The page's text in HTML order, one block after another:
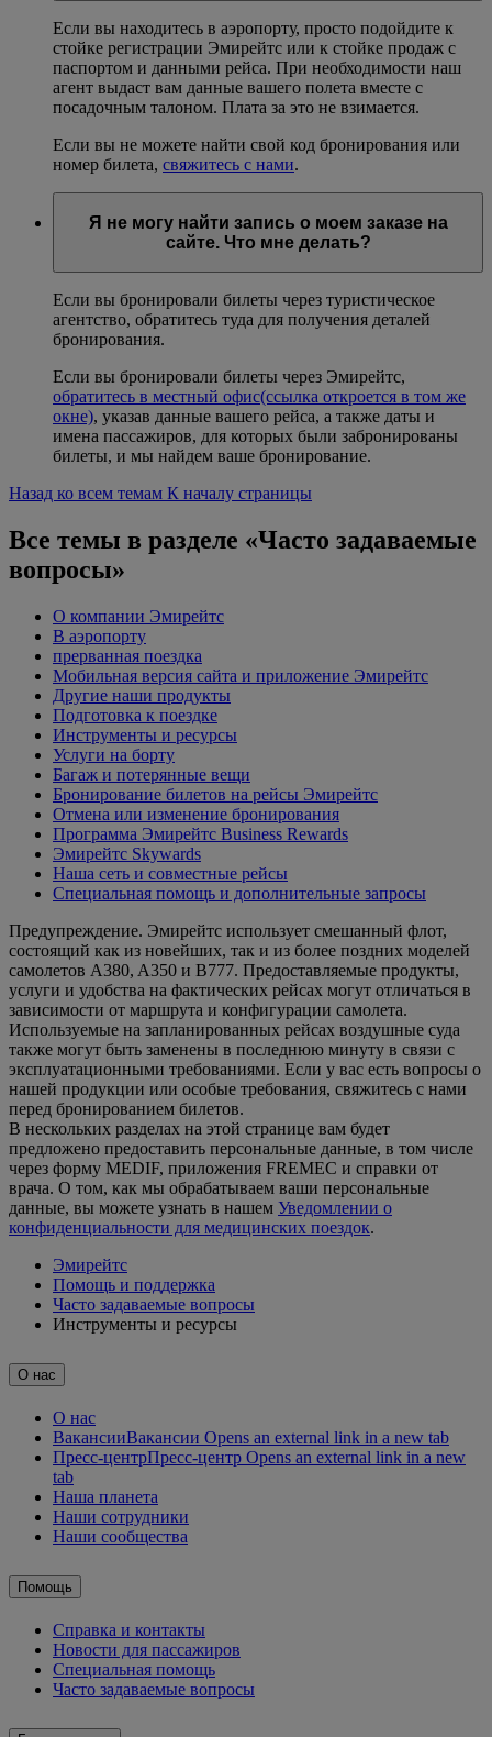
Если вы находитесь в аэропорту, просто подойдите к
стойке регистрации Эмирейтс или к стойке продаж с
паспортом и данными рейса. При необходимости наш
агент выдаст вам данные вашего полета вместе с
посадочным талоном. Плата за это не взимается.
Если вы не можете найти свой код бронирования или
номер билета, свяжитесь с нами.
Я не могу найти запись о моем заказе на
сайте. Что мне делать?
Если вы бронировали билеты через туристическое
агентство, обратитесь туда для получения деталей
бронирования.
Если вы бронировали билеты через Эмирейтс,
обратитесь в местный офис(ссылка откроется в том же
окне), указав данные вашего рейса, а также даты и
имена пассажиров, для которых были забронированы
билеты, и мы найдем ваше бронирование.
Назад ко всем темам К началу страницы
Все темы в разделе «Часто задаваемые
вопросы»
О компании Эмирейтс
В аэропорту
прерванная поездка
Мобильная версия сайта и приложение Эмирейтс
Другие наши продукты
Подготовка к поездке
Инструменты и ресурсы
Услуги на борту
Багаж и потерянные вещи
Бронирование билетов на рейсы Эмирейтс
Отмена или изменение бронирования
Программа Эмирейтс Business Rewards
Эмирейтс Skywards
Наша сеть и совместные рейсы
Специальная помощь и дополнительные запросы
Предупреждение. Эмирейтс использует смешанный флот,
состоящий как из новейших, так и из более поздних моделей
самолетов A380, A350 и B777. Предоставляемые продукты,
услуги и удобства на фактических рейсах могут отличаться в
зависимости от маршрута и конфигурации самолета.
Используемые на запланированных рейсах воздушные суда
также могут быть заменены в последнюю минуту в связи с
эксплуатационными требованиями. Если у вас есть вопросы о
нашей продукции или особые требования, свяжитесь с нами
перед бронированием билетов.
В нескольких разделах на этой странице вам будет
предложено предоставить персональные данные, в том числе
через форму MEDIF, приложения FREMEC и справки от
врача. О том, как мы обрабатываем ваши персональные
данные, вы можете узнать в нашем Уведомлении о
конфиденциальности для медицинских поездок.
Эмирейтс
Помощь и поддержка
Часто задаваемые вопросы
Инструменты и ресурсы
О нас
О нас
ВакансииВакансии Opens an external link in a new tab
Пресс-центрПресс-центр Opens an external link in a new
tab
Наша планета
Наши сотрудники
Наши сообщества
Помощь
Справка и контакты
Новости для пассажиров
Специальная помощь
Часто задаваемые вопросы